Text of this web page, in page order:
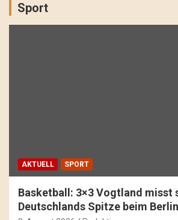
Sport
AKTUELL SPORT
Basketball: 3×3 Vogtland misst
Deutschlands Spitze beim